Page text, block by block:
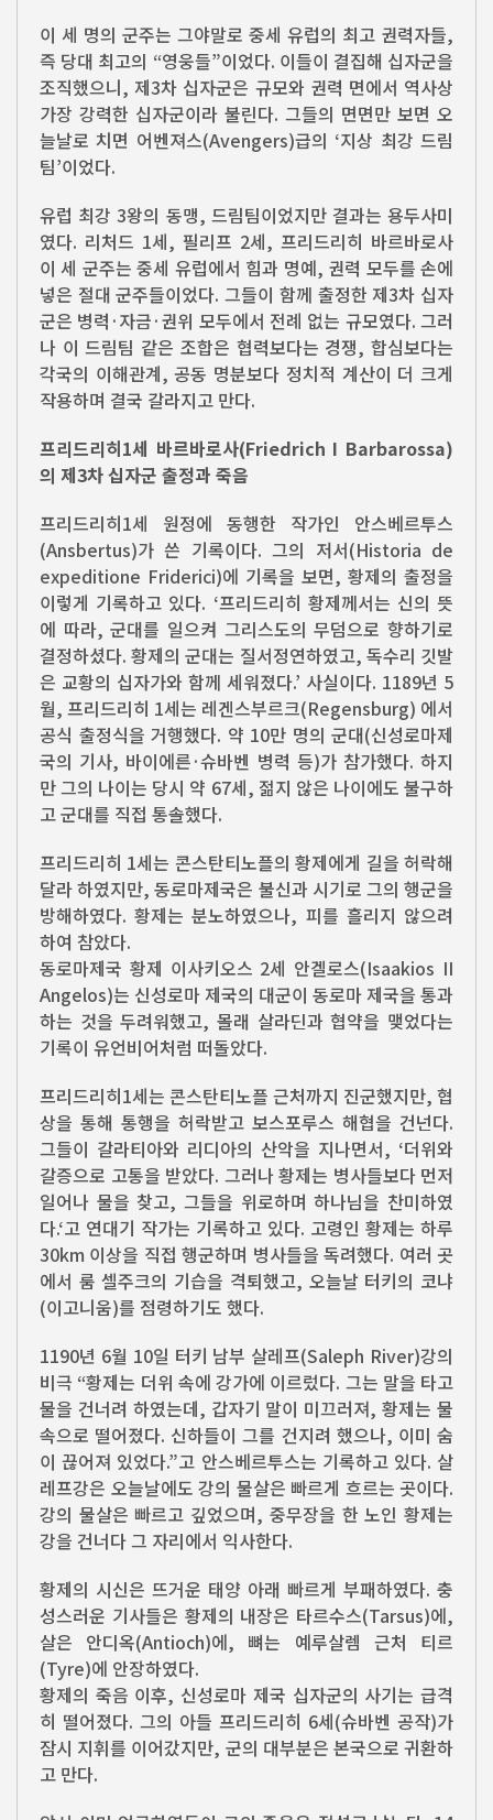
이 세 명의 군주는 그야말로 중세 유럽의 최고 권력자들,
즉 당대 최고의 “영웅들”이었다. 이들이 결집해 십자군을
조직했으니, 제3차 십자군은 규모와 권력 면에서 역사상
가장 강력한 십자군이라 불린다. 그들의 면면만 보면 오
늘날로 치면 어벤져스(Avengers)급의 ‘지상 최강 드림
팀’이었다.
유럽 최강 3왕의 동맹, 드림팀이었지만 결과는 용두사미
였다. 리처드 1세, 필리프 2세, 프리드리히 바르바로사
이 세 군주는 중세 유럽에서 힘과 명예, 권력 모두를 손에
넣은 절대 군주들이었다. 그들이 함께 출정한 제3차 십자
군은 병력·자금·권위 모두에서 전례 없는 규모였다. 그러
나 이 드림팀 같은 조합은 협력보다는 경쟁, 합심보다는
각국의 이해관계, 공동 명분보다 정치적 계산이 더 크게
작용하며 결국 갈라지고 만다.
프리드리히1세 바르바로사(Friedrich I Barbarossa)
의 제3차 십자군 출정과 죽음
프리드리히1세 원정에 동행한 작가인 안스베르투스
(Ansbertus)가 쓴 기록이다. 그의 저서(Historia de
expeditione Friderici)에 기록을 보면, 황제의 출정을
이렇게 기록하고 있다. ‘프리드리히 황제께서는 신의 뜻
에 따라, 군대를 일으켜 그리스도의 무덤으로 향하기로
결정하셨다. 황제의 군대는 질서정연하였고, 독수리 깃발
은 교황의 십자가와 함께 세워졌다.’ 사실이다. 1189년 5
월, 프리드리히 1세는 레겐스부르크(Regensburg) 에서
공식 출정식을 거행했다. 약 10만 명의 군대(신성로마제
국의 기사, 바이에른·슈바벤 병력 등)가 참가했다. 하지
만 그의 나이는 당시 약 67세, 젊지 않은 나이에도 불구하
고 군대를 직접 통솔했다.
프리드리히 1세는 콘스탄티노플의 황제에게 길을 허락해
달라 하였지만, 동로마제국은 불신과 시기로 그의 행군을
방해하였다. 황제는 분노하였으나, 피를 흘리지 않으려
하여 참았다.
동로마제국 황제 이사키오스 2세 안겔로스(Isaakios II
Angelos)는 신성로마 제국의 대군이 동로마 제국을 통과
하는 것을 두려워했고, 몰래 살라딘과 협약을 맺었다는
기록이 유언비어처럼 떠돌았다.
프리드리히1세는 콘스탄티노플 근처까지 진군했지만, 협
상을 통해 통행을 허락받고 보스포루스 해협을 건넌다.
그들이 갈라티아와 리디아의 산악을 지나면서, ‘더위와
갈증으로 고통을 받았다. 그러나 황제는 병사들보다 먼저
일어나 물을 찾고, 그들을 위로하며 하나님을 찬미하였
다.‘고 연대기 작가는 기록하고 있다. 고령인 황제는 하루
30km 이상을 직접 행군하며 병사들을 독려했다. 여러 곳
에서 룸 셀주크의 기습을 격퇴했고, 오늘날 터키의 코냐
(이고니움)를 점령하기도 했다.
1190년 6월 10일 터키 남부 살레프(Saleph River)강의
비극 “황제는 더위 속에 강가에 이르렀다. 그는 말을 타고
물을 건너려 하였는데, 갑자기 말이 미끄러져, 황제는 물
속으로 떨어졌다. 신하들이 그를 건지려 했으나, 이미 숨
이 끊어져 있었다.”고 안스베르투스는 기록하고 있다. 살
레프강은 오늘날에도 강의 물살은 빠르게 흐르는 곳이다.
강의 물살은 빠르고 깊었으며, 중무장을 한 노인 황제는
강을 건너다 그 자리에서 익사한다.
황제의 시신은 뜨거운 태양 아래 빠르게 부패하였다. 충
성스러운 기사들은 황제의 내장은 타르수스(Tarsus)에,
살은 안디옥(Antioch)에, 뼈는 예루살렘 근처 티르
(Tyre)에 안장하였다.
황제의 죽음 이후, 신성로마 제국 십자군의 사기는 급격
히 떨어졌다. 그의 아들 프리드리히 6세(슈바벤 공작)가
잠시 지휘를 이어갔지만, 군의 대부분은 본국으로 귀환하
고 만다.